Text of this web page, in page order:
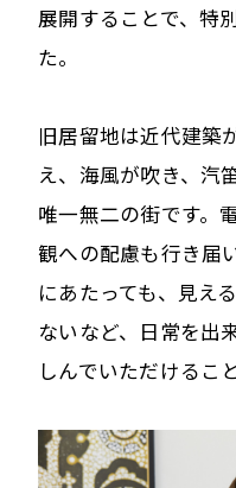
展開することで、特
た。
旧居留地は近代建築
え、海風が吹き、汽
唯一無二の街です。
観への配慮も行き届
にあたっても、見え
ないなど、日常を出
しんでいただけるこ